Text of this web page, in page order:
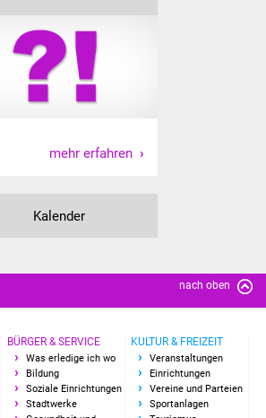
Ukraine-Hilfe
Wirtschaft
Wirtschaftsförderung
Gewerbeimmobilien
mehr erfahren
Kalender
nach oben
BÜRGER & SERVICE
Was erledige ich wo
Bildung
Soziale Einrichtungen
Stadtwerke
KULTUR & FREIZEIT
Veranstaltungen
Einrichtungen
Vereine und Parteien
Sportanlagen